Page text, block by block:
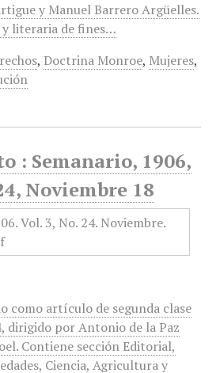
y Manuel Barrero Argüelles.
literaria de fines…
, Doctrina Monroe, Mujeres,
: Semanario, 1906,
Noviembre 18
como artículo de segunda clase
dirigido por Antonio de la Paz
Contiene sección Editorial,
Ciencia, Agricultura y